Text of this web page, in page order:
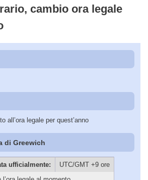
cambio ora legale
all’ora legale per quest’anno
di Greewich
ufficialmente:
UTC/GMT +9 ore